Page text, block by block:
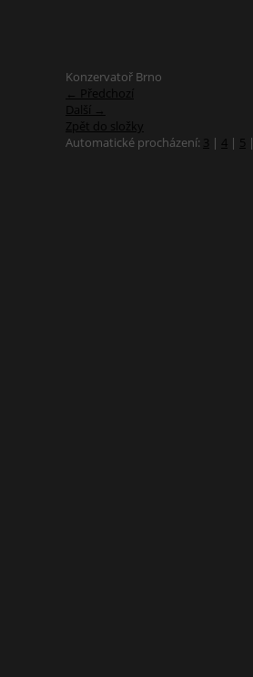
Konzervatoř Brno
← Předchozí
Další →
Zpět do složky
Automatické procházení: 3 | 4 | 5 |